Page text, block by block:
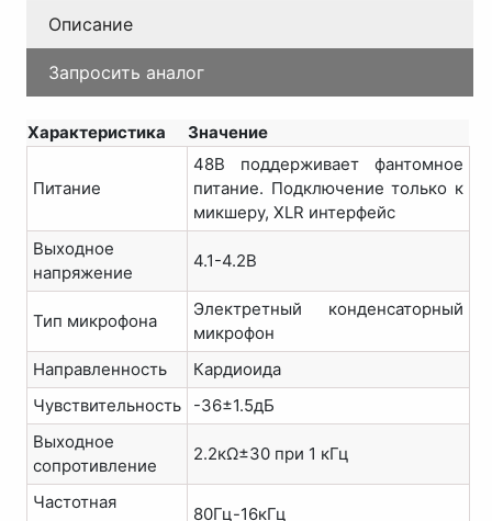
Описание
Запросить аналог
Характеристика Значение
Питание
48В поддерживает фантомное
питание. Подключение только к
микшеру, XLR интерфейс
Выходное
напряжение
4.1-4.2В
Тип микрофона
Электретный конденсаторный
микрофон
Направленность
Кардиоида
Чувствительность
-36±1.5дБ
Выходное
сопротивление
2.2кΩ±30 при 1 кГц
Частотная
80Гц-16кГц